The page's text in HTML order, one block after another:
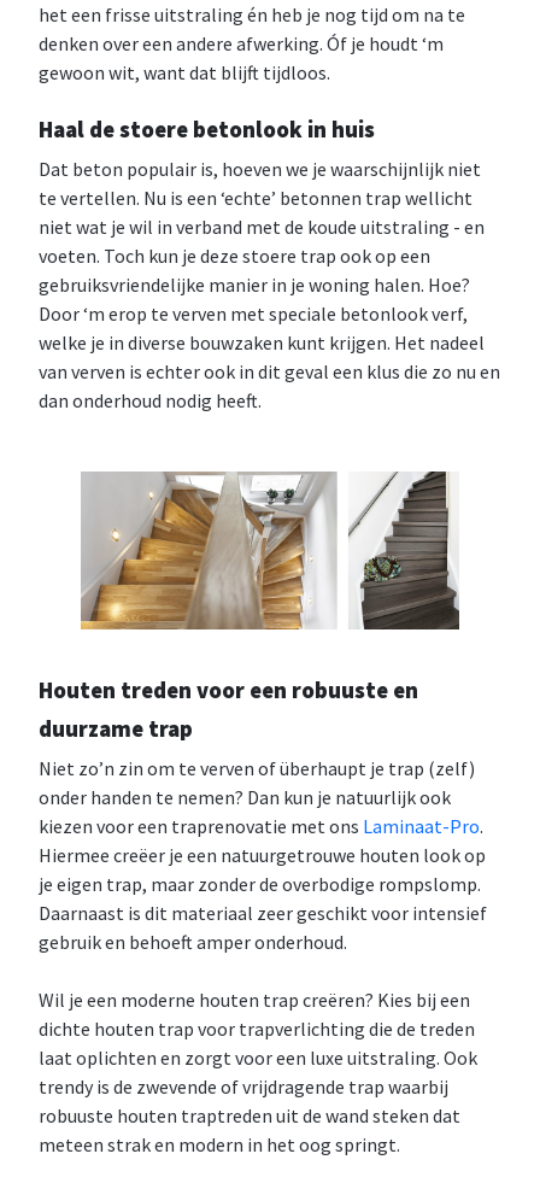
het een frisse uitstraling én heb je nog tijd om na te
denken over een andere afwerking. Óf je houdt ‘m
gewoon wit, want dat blijft tijdloos.
Haal de stoere betonlook in huis
Dat beton populair is, hoeven we je waarschijnlijk niet
te vertellen. Nu is een ‘echte’ betonnen trap wellicht
niet wat je wil in verband met de koude uitstraling - en
voeten. Toch kun je deze stoere trap ook op een
gebruiksvriendelijke manier in je woning halen. Hoe?
Door ‘m erop te verven met speciale betonlook verf,
welke je in diverse bouwzaken kunt krijgen. Het nadeel
van verven is echter ook in dit geval een klus die zo nu en
dan onderhoud nodig heeft.
Houten treden voor een robuuste en
duurzame trap
Niet zo’n zin om te verven of überhaupt je trap (zelf)
onder handen te nemen? Dan kun je natuurlijk ook
kiezen voor een traprenovatie met ons Laminaat-Pro.
Hiermee creëer je een natuurgetrouwe houten look op
je eigen trap, maar zonder de overbodige rompslomp.
Daarnaast is dit materiaal zeer geschikt voor intensief
gebruik en behoeft amper onderhoud.
Wil je een moderne houten trap creëren? Kies bij een
dichte houten trap voor trapverlichting die de treden
laat oplichten en zorgt voor een luxe uitstraling. Ook
trendy is de zwevende of vrijdragende trap waarbij
robuuste houten traptreden uit de wand steken dat
meteen strak en modern in het oog springt.